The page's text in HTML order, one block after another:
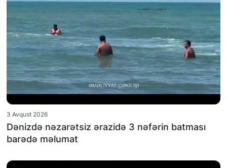
3 Avqust 2026
Dənizdə nəzarətsiz ərazidə 3 nəfərin batması
barədə məlumat